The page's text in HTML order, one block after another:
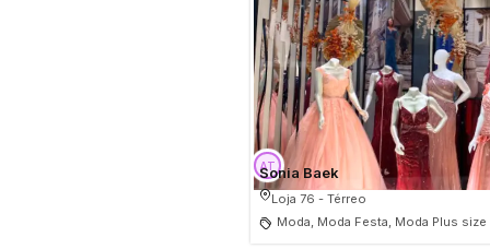
Sonia Baek
Loja 76 - Térreo
Moda, Moda Festa, Moda Plus size